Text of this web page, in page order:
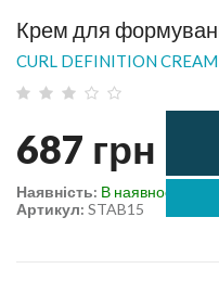
Крем для
CURL DEFINITION
687 грн
Артикул: STAB15
Наявність: В наявності